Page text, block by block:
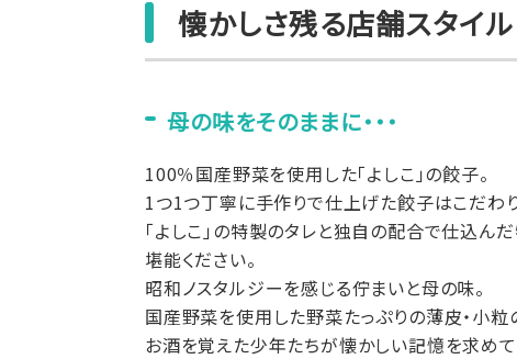
懐かしさ残る店舗スタイル
母の味をそのままに・・・
100％国産野菜を使用した「よしこ」の餃子。
1つ1つ丁寧に手作りで仕上げた餃子はこだわ
「よしこ」の特製のタレと独自の配合で仕込
堪能ください。
昭和ノスタルジーを感じる佇まいと母の味。
国産野菜を使用した野菜たっぷりの薄皮・小
お酒を覚えた少年たちが懐かしい記憶を求めて